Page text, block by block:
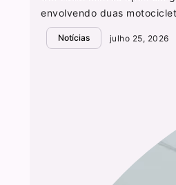
envolvendo duas
Notícias julho 25, 2026